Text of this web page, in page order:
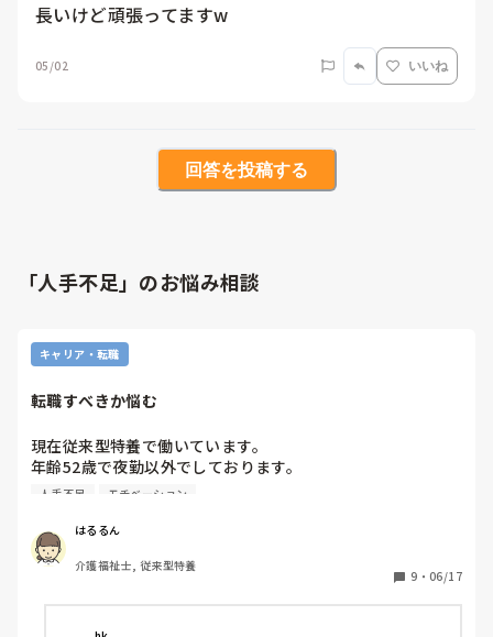
長いけど頑張ってますw
05/02 いいね
回答を投稿する
「人手不足」のお悩み相談
キャリア・転職
転職すべきか悩む
現在従来型特養で働いています。
年齢52歳で夜勤以外でしております。
前は同じ施設の小多機にいたのですが色々あり去年の7月か
思った以上にしんどくて特に遅番が10日ぐらいあります。
シフトを組んでるのが主任なのですがもう少し配慮して頂け
たら助かるのですがそれもなく頑張っております。
人間関係はまぁ普通なのですが体力的にかなり歩くから疲れ
人手不足 モチベーション
はるるん
介護福祉士, 従来型特養
9 ・ 06/17